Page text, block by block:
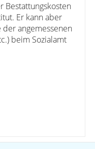
Bestattungskosten
Er kann aber
angemessenen
beim Sozialamt